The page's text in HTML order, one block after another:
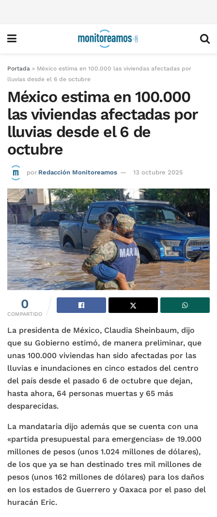
Portada » México estima en 100.000 las viviendas afectadas por
lluvias desde el 6 de octubre
México estima en 100.000
las viviendas afectadas por
lluvias desde el 6 de
octubre
por Redacción Monitoreamos 13 octubre 2025
0
COMPARTIDO
La presidenta de México, Claudia Sheinbaum, dijo
que su Gobierno estimó, de manera preliminar, que
unas 100.000 viviendas han sido afectadas por las
lluvias e inundaciones en cinco estados del centro
del país desde el pasado 6 de octubre que dejan,
hasta ahora, 64 personas muertas y 65 más
desparecidas.
La mandataria dijo además que se cuenta con una
«partida presupuestal para emergencias» de 19.000
millones de pesos (unos 1.024 millones de dólares),
de los que ya se han destinado tres mil millones de
pesos (unos 162 millones de dólares) para los daños
en los estados de Guerrero y Oaxaca por el paso del
huracán Eric.